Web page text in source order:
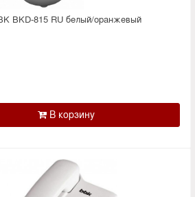
BKD-815 RU белый/оранжевый